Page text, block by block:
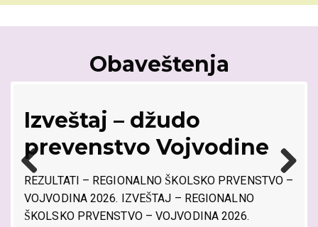
Obaveštenja
Izveštaj – džudo
prevenstvo Vojvodine
REZULTATI – REGIONALNO ŠKOLSKO PRVENSTVO –
VOJVODINA 2026. IZVEŠTAJ – REGIONALNO
ŠKOLSKO PRVENSTVO – VOJVODINA 2026.
Previ
ous
Next